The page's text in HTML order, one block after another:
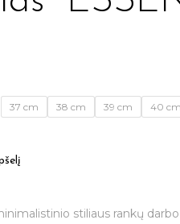
37 cm 38 cm 39 cm 40 cm
stiliaus rankų